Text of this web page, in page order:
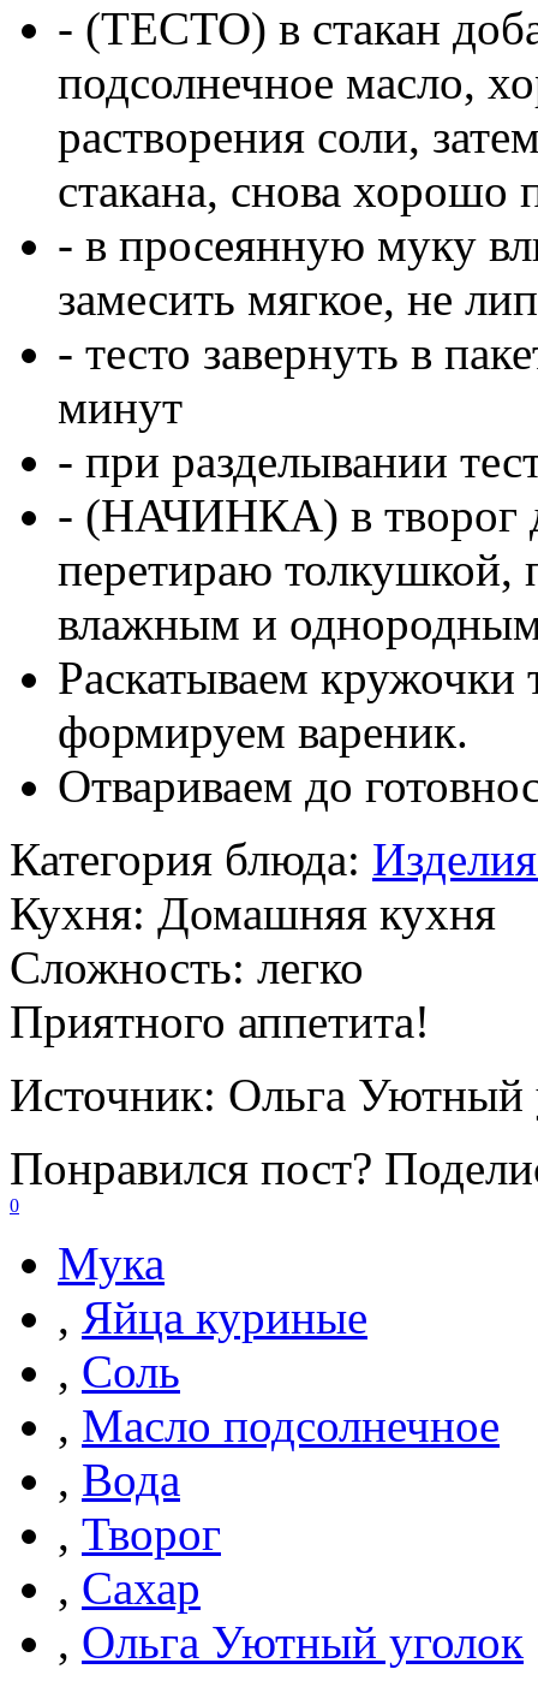
- (ТЕСТО) в стакан
подсолнечное масло,
растворения соли,
стакана, снова хорошо
- в просеянную муку
замесить мягкое, не
- тесто завернуть в
минут
- при разделывании
- (НАЧИНКА) в творог
перетираю толкушкой,
влажным и
Раскатываем кружочки
формируем вареник.
Отвариваем до
Категория блюда:
Кухня: Домашняя кухня
Сложность: легко
Приятного аппетита!
Источник: Ольга Уютный
Понравился пост?
0
Мука
, Яйца куриные
, Соль
, Масло подсолнечное
, Вода
, Творог
, Сахар
, Ольга Уютный уголок